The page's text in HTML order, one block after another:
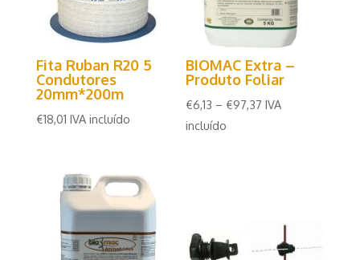
Fita Ruban R20 5
Condutores
20mm*200m
€18,01 IVA incluído
BIOMAC Extra –
Produto Foliar
€6,13 – €97,37 IVA
incluído